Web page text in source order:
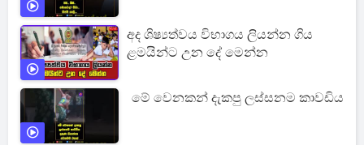
අද ශිෂ්‍යත්වය විභාගය ලියන්න ගිය
ළමයින්ට උන දේ මෙන්න
මේ වෙනකන් දැකපු ලස්සනම කාවඩිය